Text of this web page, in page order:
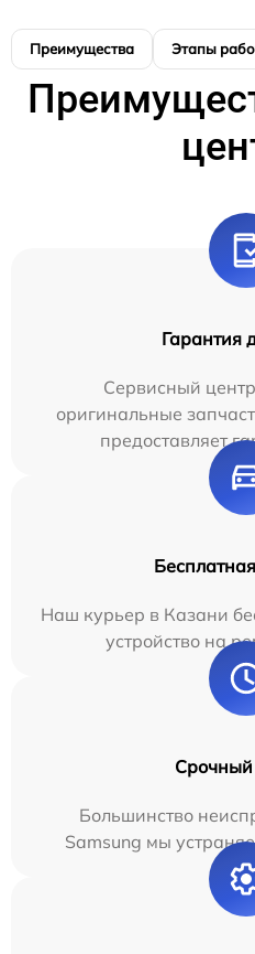
Преимущества Этапы
Гарантия
Сервисный
оригинальные
предоставляет
Наш курьер в Казани
устройство на
Срочный
Большинство
Samsung мы